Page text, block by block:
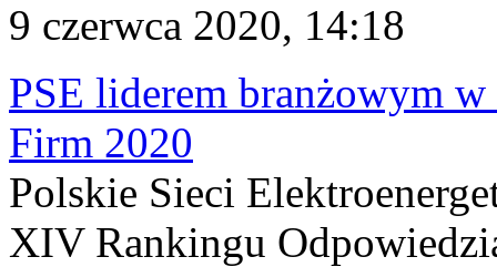
9 czerwca 2020, 14:18
PSE liderem branżowym
Firm 2020
Polskie Sieci
XIV Rankingu